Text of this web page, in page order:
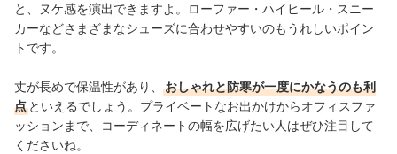
と、ヌケ感を演出できますよ。ローファー・ハイヒール・スニー
カーなどさまざまなシューズに合わせやすいのもうれしいポイン
トです。
丈が長めで保温性があり、
おしゃれと防寒が一度にかなうのも利
点 といえるでしょう。プライベートなお出かけからオフィスファ
ッションまで、
コーディネートの幅を広げたい人はぜひ注目して
くださいね。